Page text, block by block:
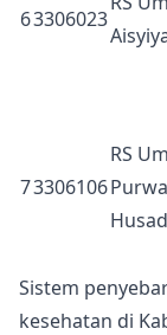
63306023
73306106
RS
Purwa
Sistem
kesehatan di